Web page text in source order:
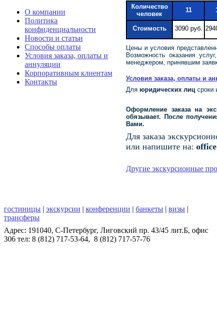
О компании
Политика
конфиденциальности
Новости и статьи
Способы оплаты
Условия заказа, оплаты и
аннуляции
Корпоративным клиентам
Контакты
Количество
человек
11
Cтоимость 3090 руб.
Цены и условия
Возможность оказания
менеджером, принявшим
Условия заказа, оплаты и
Для юридических лиц сроки
Оформление заказа на
обязывает. После
Вами.
Для заказа
или напишите на:
Другие экскурсионные
гостиницы | экскурсии | конференции | банкеты | визы |
трансферы
Адрес: 191040, C-Петербург, Лиговский пр. 43/45 лит.Б, офис
306 тел: 8 (812) 717-53-64, 8 (812) 717-57-76